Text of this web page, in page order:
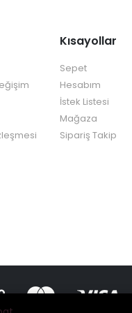
Kısayollar
Sepet
Hesabım
İstek Listesi
Mağaza
Sipariş Takip